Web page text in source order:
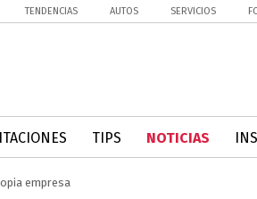
TENDENCIAS AUTOS SERVICIOS
TIPS NOTICIAS
empresa